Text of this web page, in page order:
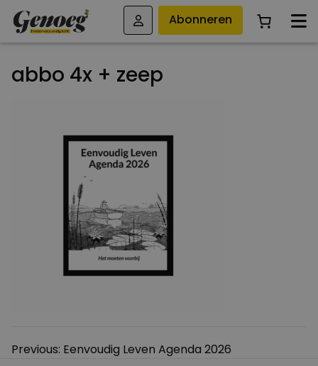
Abonneren
abbo 4x + zeep
Bericht
Previous: Eenvoudig Leven Agenda 2026